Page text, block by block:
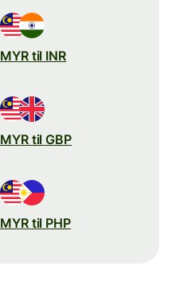
MYR til INR
MYR til GBP
MYR til PHP